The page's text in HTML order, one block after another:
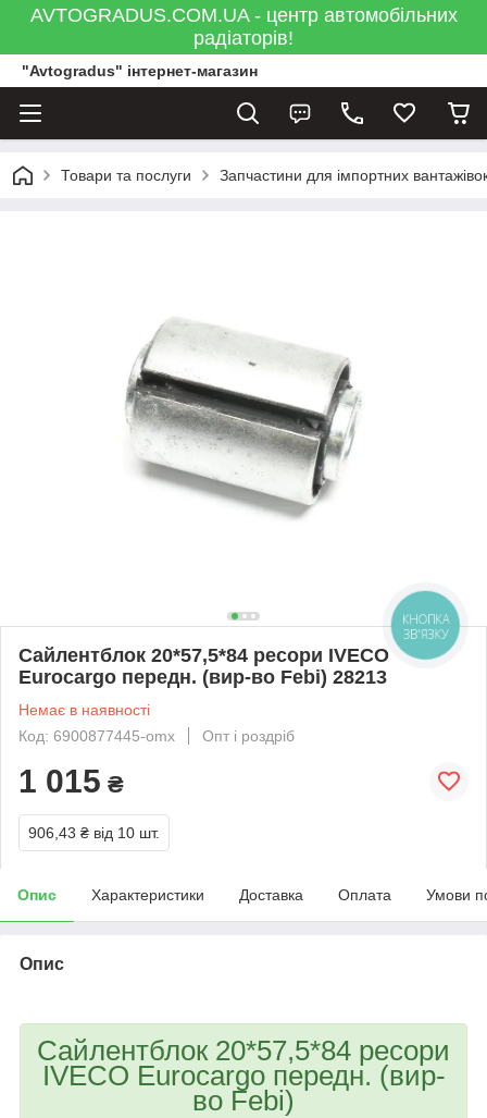
AVTOGRADUS.COM.UA - центр автомобільних
радіаторів!
"Avtogradus" інтернет-магазин
Товари та послуги Запчастини для імпортних
Сайлентблок 20*57,5*84 ресори IVECO
Eurocargo передн. (вир-во Febi) 28213
Немає в наявності
Код: 6900877445-omx
Опт і роздріб
1 015 ₴
906,43 ₴ від 10 шт.
Опис Характеристики Доставка Оплата Умови
Опис
Сайлентблок 20*57,5*84 ресори
IVECO Eurocargo передн. (вир-
во Febi)
КНОПКА
ЗВ'ЯЗКУ